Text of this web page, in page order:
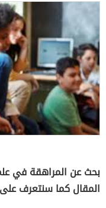
بحث عن المراهقة في
المقال كما سنتعرف